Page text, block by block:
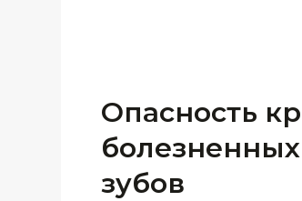
Опасность
зубов